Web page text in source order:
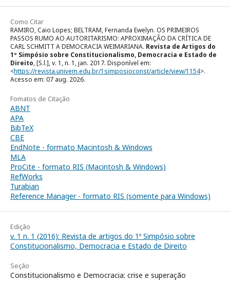
Como Citar
RAMIRO, Caio Lopes; BELTRAM, Fernanda Ewelyn. OS PRIMEIROS
PASSOS RUMO AO AUTORITARISMO: APROXIMAÇÃO DA CRÍTICA DE
CARL SCHMITT A DEMOCRACIA WEIMARIANA. Revista de Artigos do
1º Simpósio sobre Constitucionalismo, Democracia e Estado de
Direito, [S.l.], v. 1, n. 1, jan. 2017. Disponível em:
<https://revista.univem.edu.br/1simposioconst/article/view/1154>.
Acesso em: 07 aug. 2026.
Fomatos de Citação
ABNT
APA
BibTeX
CBE
EndNote - formato Macintosh & Windows
MLA
ProCite - formato RIS (Macintosh & Windows)
RefWorks
Turabian
Reference Manager - formato RIS (somente para Windows)
Edição
v. 1 n. 1 (2016): Revista de artigos do 1º Simpósio sobre
Constitucionalismo, Democracia e Estado de Direito
Seção
Constitucionalismo e Democracia: crise e superação